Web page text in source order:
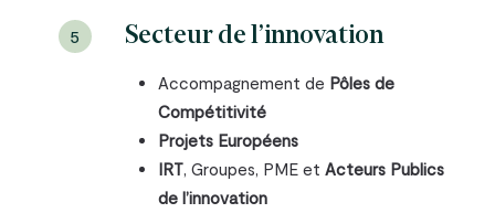
5 Secteur de l’innovation
Accompagnement de Pôles de
Compétitivité
Projets Européens
IRT, Groupes, PME et Acteurs Publics
de l’innovation